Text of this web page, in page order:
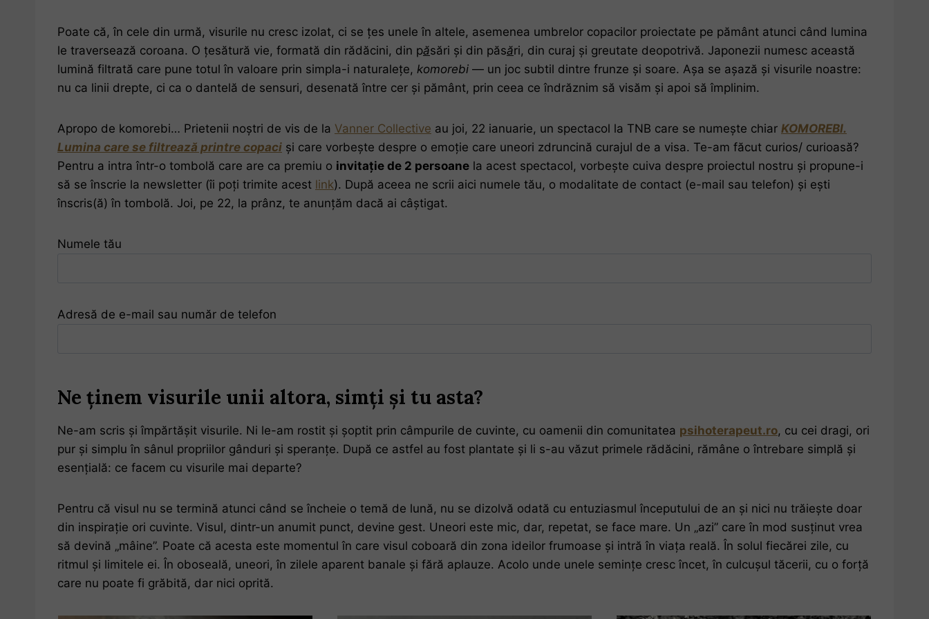
Poate că, în cele din urmă, visurile nu cresc izolat, ci se țes unele în altele, asemenea umbrelor copacilor proiectate pe pământ atunci când lumina
le traversează coroana. O țesătură vie, formată din rădăcini, din păsări și din păsări, din curaj și greutate deopotrivă. Japonezii numesc această
lumină filtrată care pune totul în valoare prin simpla-i naturalețe, komorebi — un joc subtil dintre frunze și soare. Așa se așază și visurile noastre:
nu ca linii drepte, ci ca o dantelă de sensuri, desenată între cer și pământ, prin ceea ce îndrăznim să visăm și apoi să împlinim.
Apropo de komorebi… Prietenii noștri de vis de la Vanner Collective au joi, 22 ianuarie, un spectacol la TNB care se numește chiar KOMOREBI.
Lumina care se filtrează printre copaci și care vorbește despre o emoție care uneori zdruncină curajul de a visa. Te-am făcut curios/ curioasă?
Pentru a intra într-o tombolă care are ca premiu o invitație de 2 persoane la acest spectacol, vorbește cuiva despre proiectul nostru și propune-i
să se înscrie la newsletter (îi poți trimite acest link). După aceea ne scrii aici numele tău, o modalitate de contact (e-mail sau telefon) și ești
înscris(ă) în tombolă. Joi, pe 22, la prânz, te anunțăm dacă ai câștigat.
Numele tău
Adresă de e-mail sau număr de telefon
Ne ținem visurile unii altora, simți și tu asta?
Ne-am scris și împărtășit visurile. Ni le-am rostit și șoptit prin câmpurile de cuvinte, cu oamenii din comunitatea psihoterapeut.ro, cu cei dragi, ori
pur și simplu în sânul propriilor gânduri și speranțe. După ce astfel au fost plantate și li s-au văzut primele rădăcini, rămâne o întrebare simplă și
esențială: ce facem cu visurile mai departe?
Pentru că visul nu se termină atunci când se încheie o temă de lună, nu se dizolvă odată cu entuziasmul începutului de an și nici nu trăiește doar
din inspirație ori cuvinte. Visul, dintr-un anumit punct, devine gest. Uneori este mic, dar, repetat, se face mare. Un „azi” care în mod susținut vrea
să devină „mâine”. Poate că acesta este momentul în care visul coboară din zona ideilor frumoase și intră în viața reală. În solul fiecărei zile, cu
ritmul și limitele ei. În oboseală, uneori, în zilele aparent banale și fără aplauze. Acolo unde unele semințe cresc încet, în culcușul tăcerii, cu o forță
care nu poate fi grăbită, dar nici oprită.